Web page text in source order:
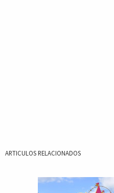
ARTICULOS RELACIONADOS